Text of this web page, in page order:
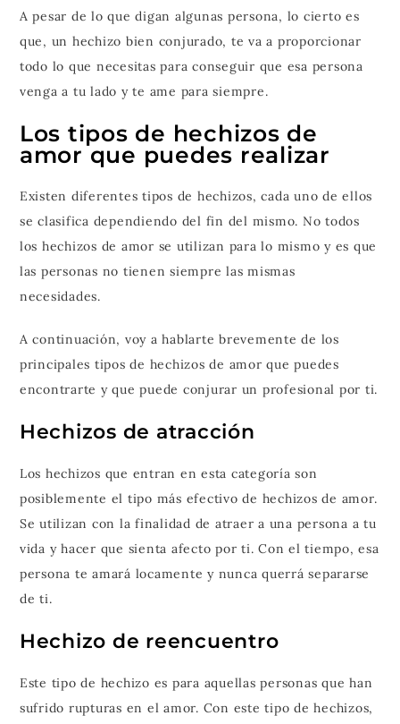
A pesar de lo que digan algunas persona, lo cierto es
que, un hechizo bien conjurado, te va a proporcionar
todo lo que necesitas para conseguir que esa persona
venga a tu lado y te ame para siempre.
Los tipos de hechizos de
amor que puedes realizar
Existen diferentes tipos de hechizos, cada uno de ellos
se clasifica dependiendo del fin del mismo. No todos
los hechizos de amor se utilizan para lo mismo y es que
las personas no tienen siempre las mismas
necesidades.
A continuación, voy a hablarte brevemente de los
principales tipos de hechizos de amor que puedes
encontrarte y que puede conjurar un profesional por ti.
Hechizos de atracción
Los hechizos que entran en esta categoría son
posiblemente el tipo más efectivo de hechizos de amor.
Se utilizan con la finalidad de atraer a una persona a tu
vida y hacer que sienta afecto por ti. Con el tiempo, esa
persona te amará locamente y nunca querrá separarse
de ti.
Hechizo de reencuentro
Este tipo de hechizo es para aquellas personas que han
sufrido rupturas en el amor. Con este tipo de hechizos,